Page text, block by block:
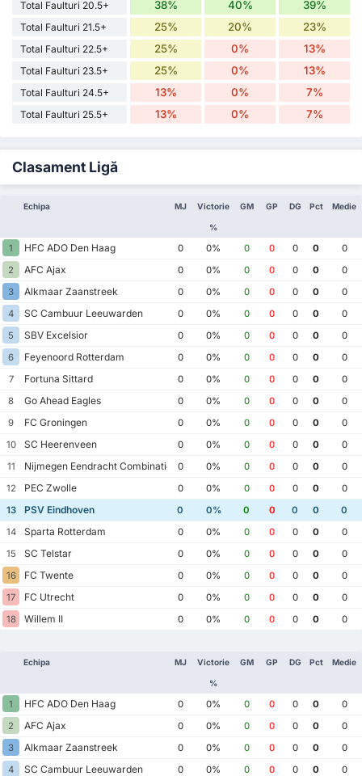
Total Faulturi 20.5+ 38% 40% 39%
Total Faulturi 21.5+ 25% 20% 23%
Total Faulturi 22.5+ 25% 0% 13%
Total Faulturi 23.5+ 25% 0% 13%
Total Faulturi 24.5+ 13% 0% 7%
Total Faulturi 25.5+ 13% 0% 7%
Clasament Ligă
Echipa MJ Victorie
%
GM GP DG Pct Medie
1 HFC ADO Den Haag 0 0% 0 0 0 0
0
2
AFC Ajax 0 0% 0 0 0 0
0
3
Alkmaar Zaanstreek 0 0% 0 0 0 0
0
4
SC Cambuur Leeuwarden 0 0% 0 0 0 0
0
5
SBV Excelsior 0 0% 0 0 0 0
0
6
Feyenoord Rotterdam 0 0% 0 0 0 0
0
7
Fortuna Sittard 0 0% 0 0 0 0
0
8
Go Ahead Eagles 0 0% 0 0 0 0
0
9
FC Groningen 0 0% 0 0 0 0
0
10
SC Heerenveen 0 0% 0 0 0 0
0
11
Nijmegen Eendracht Combinatie 0 0% 0 0 0 0
0
12
PEC Zwolle 0 0% 0 0 0 0
0
13
PSV Eindhoven 0 0% 0 0 0 0
0
14
Sparta Rotterdam 0 0% 0 0 0 0
0
15
SC Telstar 0 0% 0 0 0 0
0
16
FC Twente 0 0% 0 0 0 0
0
17
FC Utrecht 0 0% 0 0 0 0
0
18
Willem II 0 0% 0 0 0 0 0
Echipa MJ Victorie
%
GM GP DG Pct Medie
1 HFC ADO Den Haag 0 0% 0 0 0 0
0
2
AFC Ajax 0 0% 0 0 0 0
0
3
Alkmaar Zaanstreek 0 0% 0 0 0 0
0
4
SC Cambuur Leeuwarden 0 0% 0 0 0 0
0